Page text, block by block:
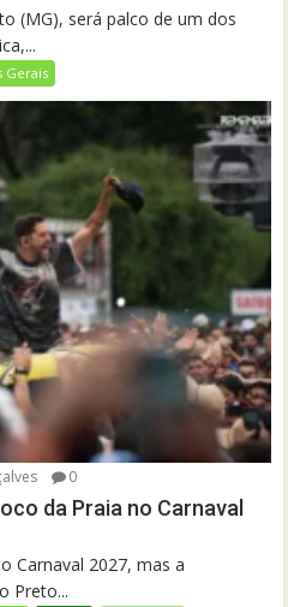
(MG), será palco de um dos
Gerais
0
da Praia no Carnaval
Carnaval 2027, mas a
Preto...